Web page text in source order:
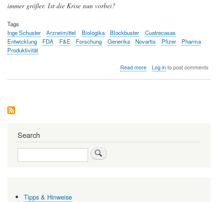
immer größer. Ist die Krise nun vorbei?
Tags
Inge Schuster
Arzneimittel Biologika Blockbuster
Cuatrecasas
Entwicklung
FDA F&E Forschung Generika Novartis Pfizer
Pharma
Produktivität
Read moreabout
Log into post comments
Search
Search
Tipps & Hinweise